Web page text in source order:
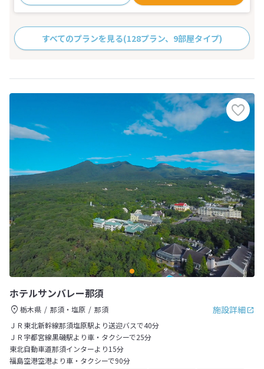
すべてのプランを見る(128プラン、9部屋タイプ)
ホテルサンバレー那須
施設詳細
栃木県 那須・塩原
那須
ＪＲ東北新幹線那須塩原駅より送迎バスで40分
ＪＲ宇都宮線黒磯駅より車・タクシーで25分
東北自動車道那須インターより15分
福島空港空港より車・タクシーで90分